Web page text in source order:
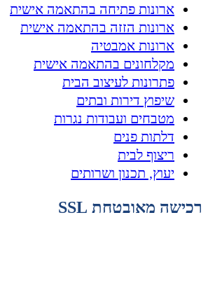
ארונות פתיחה בהתאמה אישית
ארונות הזזה בהתאמה אישית
ארונות אמבטיה
מקלחונים בהתאמה אישית
פתרונות לעיצוב הבית
שיפוץ דירות ובתים
מטבחים ועבודות נגרות
דלתות פנים
ריצוף לבית
יעוץ, תכנון ושרותים
רכישה מאובטחת SSL